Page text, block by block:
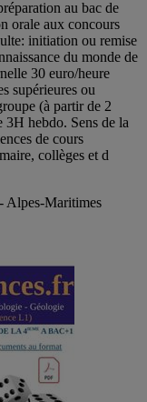
au bac de
orale aux concours
initiation ou remise
du monde de
30 euro/heure
supérieures ou
(à partir de 2
3H hebdo. Sens de la
de cours
collèges et d
Alpes-Maritimes